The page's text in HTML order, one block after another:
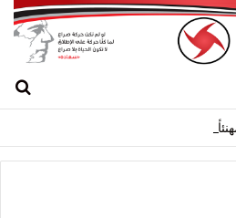
بمناسبة عيد الجيش